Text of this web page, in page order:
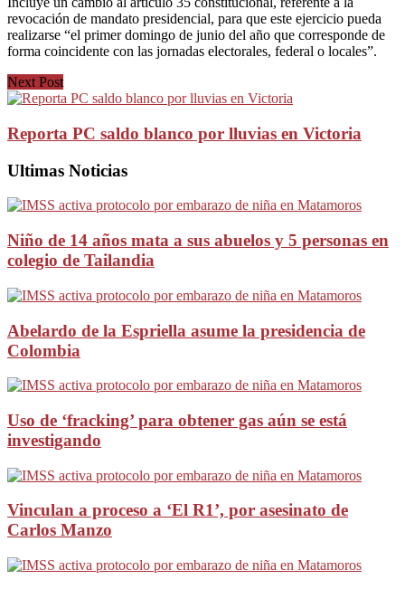
revocación de mandato presidencial, para que este ejercicio pueda
realizarse “el primer domingo de junio del año que corresponde de
forma coincidente con las jornadas electorales, federal o locales”.
Next Post
Reporta PC saldo blanco por lluvias en Victoria
Ultimas Noticias
Niño de 14 años mata a sus abuelos y 5 personas en
colegio de Tailandia
Abelardo de la Espriella asume la presidencia de
Colombia
Uso de ‘fracking’ para obtener gas aún se está
investigando
Vinculan a proceso a ‘El R1’, por asesinato de
Carlos Manzo